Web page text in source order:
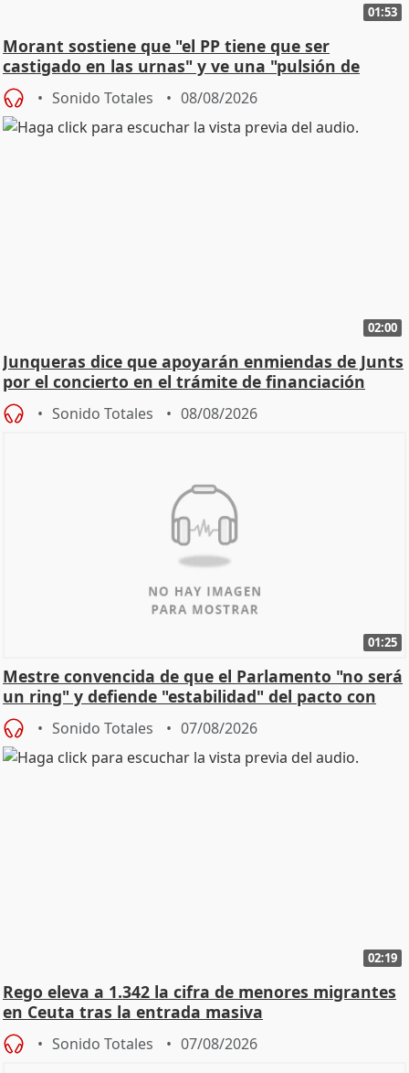
01:53
Morant sostiene que "el PP tiene que ser
castigado en las urnas" y ve una "pulsión de
cambio"
Sonido Totales 08/08/2026
02:00
Junqueras dice que apoyarán enmiendas de Junts
por el concierto en el trámite de financiación
Sonido Totales 08/08/2026
01:25
Mestre convencida de que el Parlamento "no será
un ring" y defiende "estabilidad" del pacto con
Vox
Sonido Totales 07/08/2026
02:19
Rego eleva a 1.342 la cifra de menores migrantes
en Ceuta tras la entrada masiva
Sonido Totales 07/08/2026